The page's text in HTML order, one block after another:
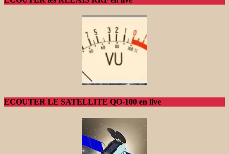
ECOUTER LE SATELLITE QO-100 en live